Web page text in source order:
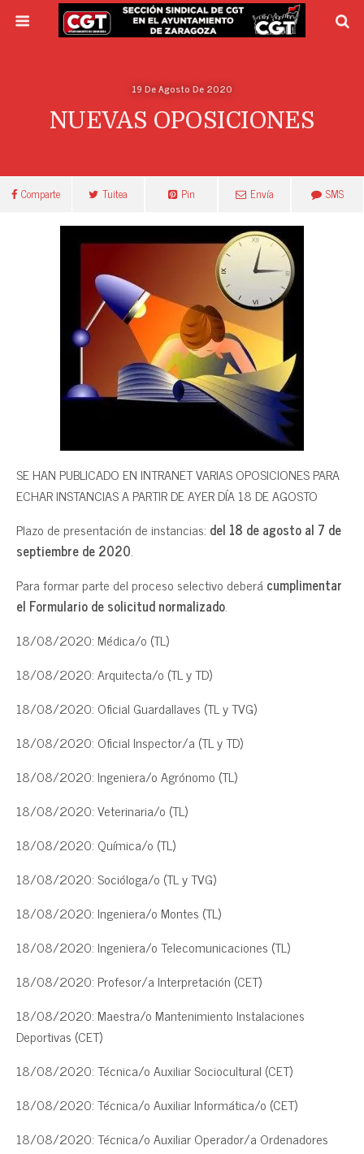
19 De Agosto De 2020
NUEVAS OPOSICIONES
Comparte Tuitea Pin Envía SMS
SE HAN PUBLICADO EN INTRANET VARIAS OPOSICIONES PARA
ECHAR INSTANCIAS A PARTIR DE AYER DÍA 18 DE AGOSTO
Plazo de presentación de instancias: del 18 de agosto al 7 de
septiembre de 2020.
Para formar parte del proceso selectivo deberá cumplimentar
el Formulario de solicitud normalizado.
18/08/2020: Médica/o (TL)
18/08/2020: Arquitecta/o (TL y TD)
18/08/2020: Oficial Guardallaves (TL y TVG)
18/08/2020: Oficial Inspector/a (TL y TD)
18/08/2020: Ingeniera/o Agrónomo (TL)
18/08/2020: Veterinaria/o (TL)
18/08/2020: Química/o (TL)
18/08/2020: Socióloga/o (TL y TVG)
18/08/2020: Ingeniera/o Montes (TL)
18/08/2020: Ingeniera/o Telecomunicaciones (TL)
18/08/2020: Profesor/a Interpretación (CET)
18/08/2020: Maestra/o Mantenimiento Instalaciones
Deportivas (CET)
18/08/2020: Técnica/o Auxiliar Sociocultural (CET)
18/08/2020: Técnica/o Auxiliar Informática/o (CET)
18/08/2020: Técnica/o Auxiliar Operador/a Ordenadores